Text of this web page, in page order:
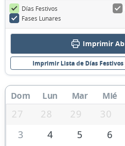
Días Festivos
Fases Lunares
Imprimir
Imprimir Lista de Días
Dom Lun Mar Mié
27 28 29 30
3
4 5 6